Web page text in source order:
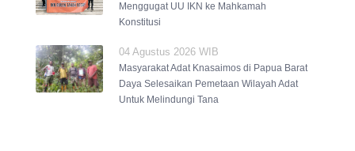
Menggugat UU IKN ke Mahkamah
Konstitusi
04 Agustus 2026 WIB
Masyarakat Adat Knasaimos di Papua Barat
Daya Selesaikan Pemetaan Wilayah Adat
Untuk Melindungi Tana